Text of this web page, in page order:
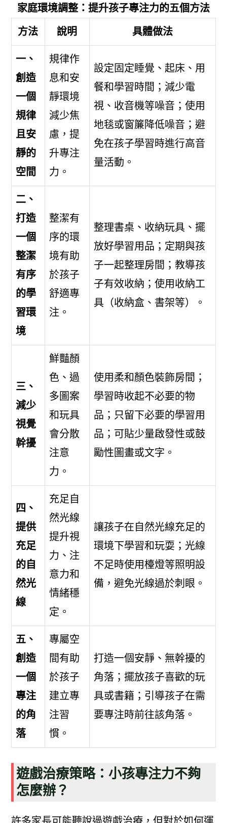
家庭環境調整：提升孩子專注力的五個方法
方法 說明 具體做法
一、
創造
一個
規律
且安
靜的
空間
規律作
息和安
靜環境
減少焦
慮，提
升專注
力。
設定固定睡覺、起床、用
餐和學習時間；減少電
視、收音機等噪音；使用
地毯或窗簾降低噪音；避
免在孩子學習時進行高音
量活動。
二、
打造
一個
整潔
有序
的學
習環
境
整潔有
序的環
境有助
於孩子
舒適專
注。
整理書桌、收納玩具、擺
放好學習用品；定期與孩
子一起整理房間；教導孩
子有效收納；使用收納工
具（收納盒、書架等）。
三、
減少
視覺
幹擾
鮮豔顏
色、過
多圖案
和玩具
會分散
注意
力。
使用柔和顏色裝飾房間；
學習時收起不必要的物
品；只留下必要的學習用
品；可貼少量啟發性或鼓
勵性圖畫或文字。
四、
提供
充足
的自
然光
線
充足自
然光線
提升視
力、注
意力和
情緒穩
定。
讓孩子在自然光線充足的
環境下學習和玩耍；光線
不足時使用檯燈等照明設
備，避免光線過於刺眼。
五、
創造
一個
專注
的角
落
專屬空
間有助
於孩子
建立專
注習
慣。
打造一個安靜、無幹擾的
角落；擺放孩子喜歡的玩
具或書籍；引導孩子在需
要專注時前往該角落。
遊戲治療策略：小孩專注力不夠
怎麼辦？